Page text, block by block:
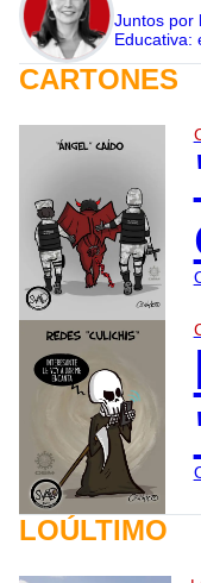
Juntos por
Educativa:
CARTONES
LOÚLTIMO